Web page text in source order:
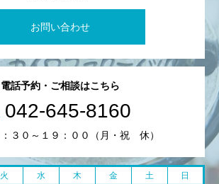
お問い合わせ
電話予約・ご相談はこちら
042-645-8160
３０～１９：００（月・祝 休）
火 水 木 金 土
日